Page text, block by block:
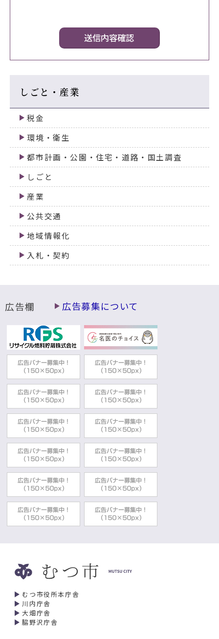
しごと・産業
税金
環境・衛生
都市計画・公園・住宅・道路・国土調査
しごと
産業
公共交通
地域情報化
入札・契約
広告欄 広告募集について
むつ市役所本庁舎
川内庁舎
大畑庁舎
脇野沢庁舎